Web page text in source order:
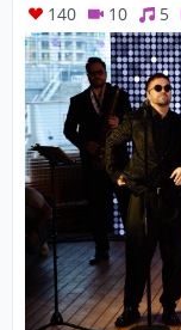
140
10 5